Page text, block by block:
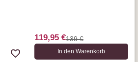
119,95 €139 €
In den Warenkorb